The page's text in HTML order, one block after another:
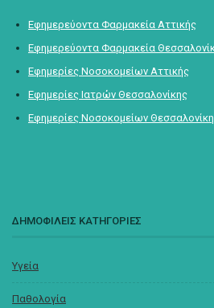
Εφημερεύοντα Φαρμακεία Αττικής
Εφημερεύοντα Φαρμακεία
Εφημερίες Νοσοκομείων Αττικής
Εφημερίες Ιατρών Θεσσαλονίκης
Εφημερίες Νοσοκομείων
ΔΗΜΟΦΙΛΕΙΣ ΚΑΤΗΓΟΡΙΕΣ
Υγεία
Παθολογία